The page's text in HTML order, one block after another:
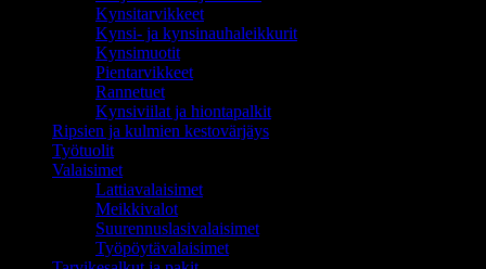
Kynsitarvikkeet
Kynsi- ja kynsinauhaleikkurit
Kynsimuotit
Pientarvikkeet
Rannetuet
Kynsiviilat ja hiontapalkit
Ripsien ja kulmien kestovärjäys
Työtuolit
Valaisimet
Lattiavalaisimet
Meikkivalot
Suurennuslasivalaisimet
Työpöytävalaisimet